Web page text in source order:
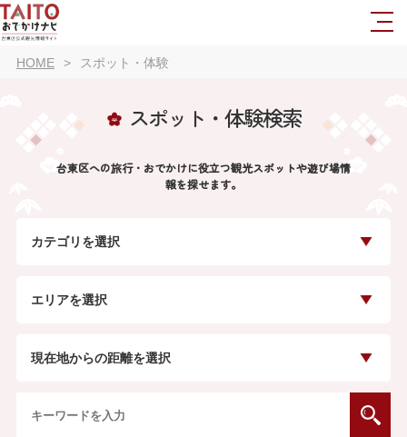
HOME スポット・体験
スポット・体験検索
台東区への旅行・おでかけに役立つ観光スポットや遊び場情
報を探せます。
カテゴリを選択
エリアを選択
現在地からの距離を選択